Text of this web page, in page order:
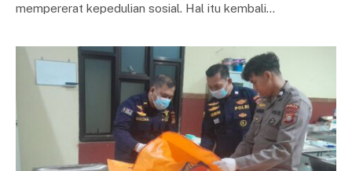
mempererat kepedulian sosial. Hal itu kembali…